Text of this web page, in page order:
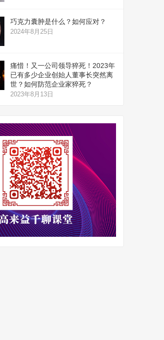
巧克力囊肿是什么？如何应对？
2024年8月25日
痛惜！又一公司领导猝死！2023年
已有多少企业创始人董事长突然离
世？如何防范企业家猝死？
2023年8月13日